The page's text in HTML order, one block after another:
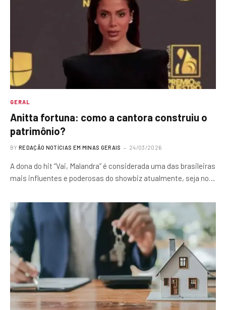
GERAL
Anitta fortuna: como a cantora construiu o
patrimônio?
BY REDAÇÃO NOTÍCIAS EM MINAS GERAIS 24/03/2026
A dona do hit “Vai, Malandra” é considerada uma das brasileiras
mais influentes e poderosas do showbiz atualmente, seja no…